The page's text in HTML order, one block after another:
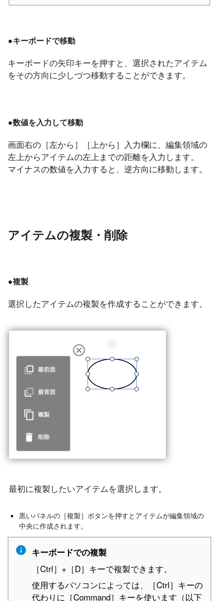
●キーボードで移動
キーボードの矢印キーを押すと、選択されたアイテム
をその方向に少しづつ移動することができます。
●数値を入力して移動
画面右の［左から］［上から］入力欄に、編集領域の
左上からアイテムの左上までの距離を入力します。
マイナスの数値を入力すると、逆方向に移動します。
アイテムの複製・削除
●複製
選択したアイテムの複製を作成することができます。
最初に複製したいアイテムを選択します。
黒いパネルの［複製］ボタンを押すとアイテムが編集領域の
中央に作成されます。
キーボードでの複製
［Ctrl］+［D］キーで複製できます。
使用するパソコンによっては、［Ctrl］キーの
代わりに［Command］キーを使います（以下